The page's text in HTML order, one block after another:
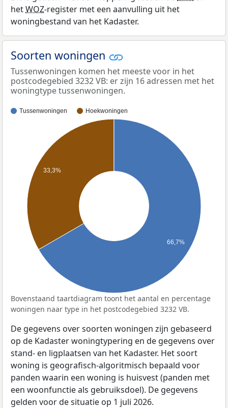
hetWOZ-register met een aanvulling uit het
woningbestand van het Kadaster.
Soorten woningen
Tussenwoningen komen het meeste voor in het
postcodegebied 3232 VB: er zijn 16 adressen met het
woningtype tussenwoningen.
Tussenwoningen Hoekwoningen
33,3%
66,7%
Bovenstaand taartdiagram toont het aantal en percentage
woningen naar type in het postcodegebied 3232 VB.
De gegevens over soorten woningen zijn gebaseerd
op de Kadaster woningtypering en de gegevens over
stand- en ligplaatsen van het Kadaster. Het soort
woning is geografisch-algoritmisch bepaald voor
panden waarin een woning is huisvest (panden met
een woonfunctie als gebruiksdoel). De gegevens
gelden voor de situatie op 1 juli 2026.